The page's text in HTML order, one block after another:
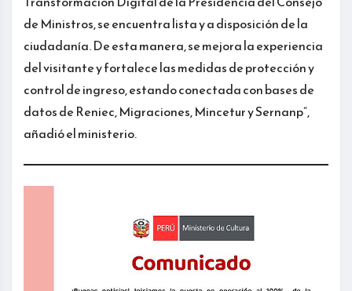
de Ministros, se encuentra lista y a disposición de la
ciudadanía. De esta manera, se mejora la experiencia
del visitante y fortalece las medidas de protección y
control de ingreso, estando conectada con bases de
datos de Reniec, Migraciones, Mincetur y Sernanp”,
añadió el ministerio.